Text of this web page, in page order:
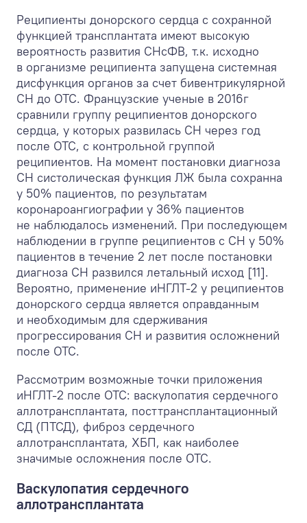
Реципиенты донорского сердца c сохранной
функцией трансплантата имеют высокую
вероятность развития СНсФВ, т.к. исходно
в организме реципиента запущена системная
дисфункция органов за счет бивентрикулярной
СН до ОТС. Французские ученые в 2016г
сравнили группу реципиентов донорского
сердца, у которых развилась СН через год
после ОТС, с контрольной группой
реципиентов. На момент постановки диагноза
СН систолическая функция ЛЖ была сохранна
у 50% пациентов, по результатам
коронароангиографии у 36% пациентов
не наблюдалось изменений. При последующем
наблюдении в группе реципиентов с СН у 50%
пациентов в течение 2 лет после постановки
диагноза СН развился летальный исход [11].
Вероятно, применение иНГЛТ-2 у реципиентов
донорского сердца является оправданным
и необходимым для сдерживания
прогрессирования СН и развития осложнений
после ОТС.
Рассмотрим возможные точки приложения
иНГЛТ-2 после ОТС: васкулопатия сердечного
аллотрансплантата, посттрансплантационный
СД (ПТСД), фиброз сердечного
аллотрансплантата, ХБП, как наиболее
значимые осложнения после ОТС.
Васкулопатия сердечного
аллотрансплантата